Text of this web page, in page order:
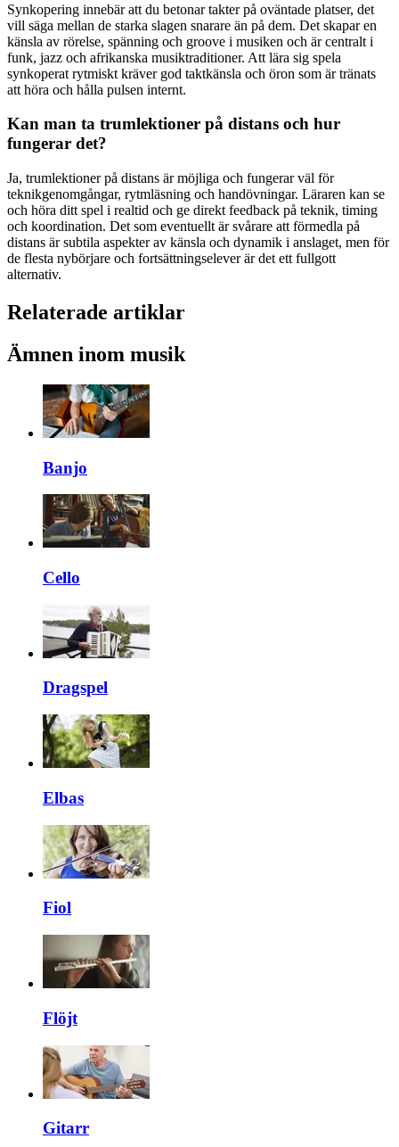
Synkopering innebär att du betonar takter på oväntade platser, det
vill säga mellan de starka slagen snarare än på dem. Det skapar en
känsla av rörelse, spänning och groove i musiken och är centralt i
funk, jazz och afrikanska musiktraditioner. Att lära sig spela
synkoperat rytmiskt kräver god taktkänsla och öron som är tränats
att höra och hålla pulsen internt.
Kan man ta trumlektioner på distans och hur
fungerar det?
Ja, trumlektioner på distans är möjliga och fungerar väl för
teknikgenomgångar, rytmläsning och handövningar. Läraren kan se
och höra ditt spel i realtid och ge direkt feedback på teknik, timing
och koordination. Det som eventuellt är svårare att förmedla på
distans är subtila aspekter av känsla och dynamik i anslaget, men för
de flesta nybörjare och fortsättningselever är det ett fullgott
alternativ.
Relaterade artiklar
Ämnen inom musik
Banjo
Cello
Dragspel
Elbas
Fiol
Flöjt
Gitarr